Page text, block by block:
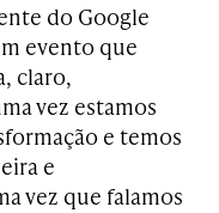
do Google
evento que
claro,
vez estamos
e temos
e
vez que falamos